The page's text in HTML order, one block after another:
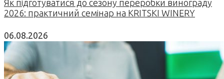
Як підготуватися до сезону переробки винограду
2026: практичний семінар на KRITSKI WINERY
06.08.2026